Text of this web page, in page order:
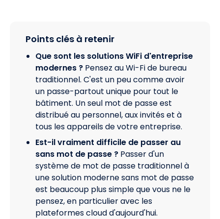
Points clés à retenir
Que sont les solutions WiFi d'entreprise
modernes ? Pensez au Wi-Fi de bureau
traditionnel. C'est un peu comme avoir
un passe-partout unique pour tout le
bâtiment. Un seul mot de passe est
distribué au personnel, aux invités et à
tous les appareils de votre entreprise.
Est-il vraiment difficile de passer au
sans mot de passe ? Passer d'un
système de mot de passe traditionnel à
une solution moderne sans mot de passe
est beaucoup plus simple que vous ne le
pensez, en particulier avec les
plateformes cloud d'aujourd'hui.